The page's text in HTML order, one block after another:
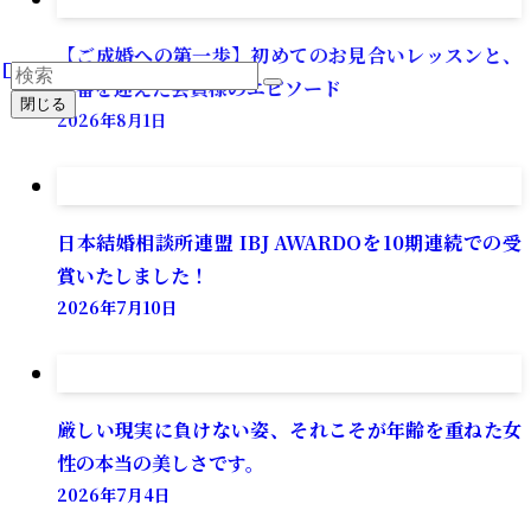
【ご成婚への第一歩】初めてのお見合いレッスンと、
本番を迎えた会員様のエピソード
2026年8月1日
日本結婚相談所連盟 IBJ AWARDOを10期連続での受
賞いたしました！
2026年7月10日
厳しい現実に負けない姿、それこそが年齢を重ねた女
性の本当の美しさです。
2026年7月4日
閉じる